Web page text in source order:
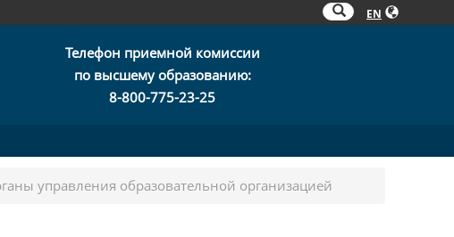
EN
Телефон приемной комиссии
по высшему образованию:
8-800-775-23-25
управления образовательной организацией